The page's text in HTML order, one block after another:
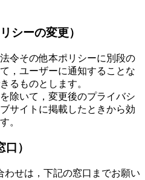
シーの変更）
令その他本ポリシーに別段の
，ユーザーに通知することな
るものとします。
除いて，変更後のプライバシ
サイトに掲載したときから効
。
）
せは，下記の窓口までお願い